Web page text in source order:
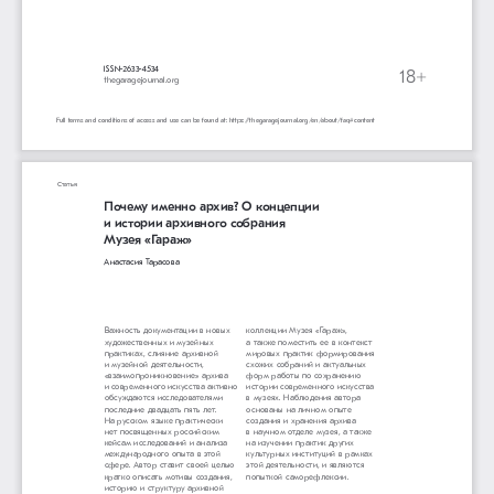
ISSN-2633-4534
thegaragejournal.org
18+
Full terms and conditions of access and use can be found at: https://thegaragejournal.org/en/about/faq#content
Почему именно архив? О концепции
и истории архивного собрания
Музея «Гараж»
Анастасия Тарасова
Статья
Важность документации в новых
художественных и музейных
практиках, слияние архивной
и музейной деятельности,
«взаимопроникновение» архива
и современного искусства активно
обсуждаются исследователями
последние двадцать пять лет.
На русском языке практически
нет посвященных российским
кейсам исследований и анализа
международного опыта в этой
сфере. Автор ставит своей целью
кратко описать мотивы создания,
историю и структуру архивной
коллекции Музея «Гараж»,
а также поместить ее в контекст
мировых практик формирования
схожих собраний и актуальных
форм работы по сохранению
истории современного искусства
в музеях. Наблюдения автора
основаны на личном опыте
создания и хранения архива
в научном отделе музея, а также
на изучении практик других
культурных институций в рамках
этой деятельности, и являются
попыткой саморефлексии.